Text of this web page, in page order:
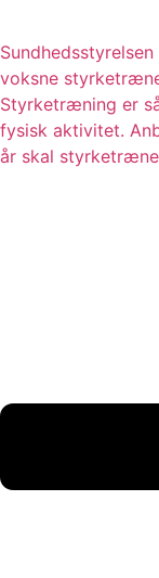
voksne
Styrketræning er
fysisk aktivitet.
år skal